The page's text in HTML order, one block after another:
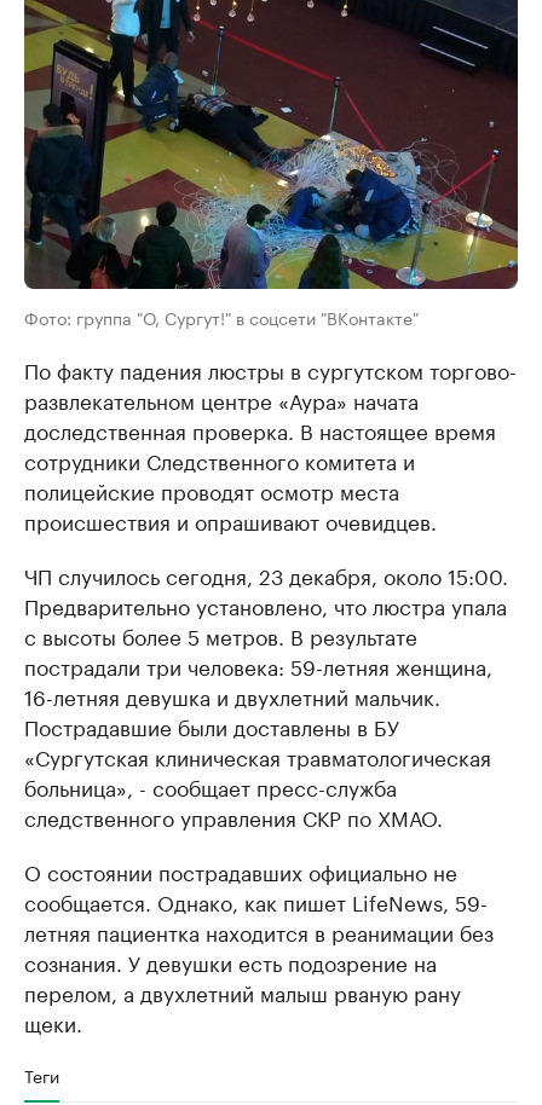
Фото: группа "О, Сургут!" в соцсети "ВКонтакте"
По факту падения люстры в сургутском торгово-
развлекательном центре «Аура» начата
доследственная проверка. В настоящее время
сотрудники Следственного комитета и
полицейские проводят осмотр места
происшествия и опрашивают очевидцев.
ЧП случилось сегодня, 23 декабря, около 15:00.
Предварительно установлено, что люстра упала
с высоты более 5 метров. В результате
пострадали три человека: 59-летняя женщина,
16-летняя девушка и двухлетний мальчик.
Пострадавшие были доставлены в БУ
«Сургутская клиническая травматологическая
больница», - сообщает пресс-служба
следственного управления СКР по ХМАО.
О состоянии пострадавших официально не
сообщается. Однако, как пишет LifeNews, 59-
летняя пациентка находится в реанимации без
сознания. У девушки есть подозрение на
перелом, а двухлетний малыш рваную рану
щеки.
Теги